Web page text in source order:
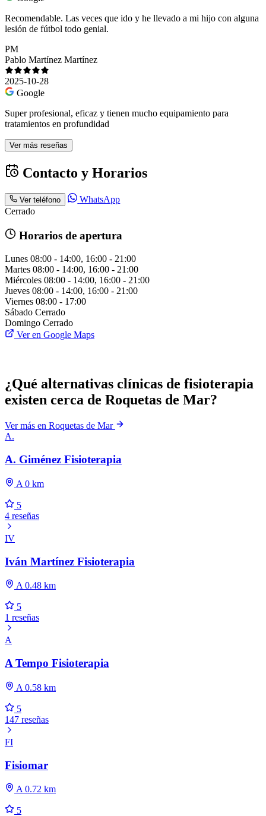
Recomendable. Las veces que ido y he llevado a mi hijo con alguna
lesión de fútbol todo genial.
PM
Pablo Martínez Martínez
2025-10-28
Google
Super profesional, eficaz y tienen mucho equipamiento para
tratamientos en profundidad
Ver más reseñas
Contacto y Horarios
Ver teléfono
WhatsApp
Cerrado
Horarios de apertura
Lunes 08:00 - 14:00, 16:00 - 21:00
Martes 08:00 - 14:00, 16:00 - 21:00
Miércoles 08:00 - 14:00, 16:00 - 21:00
Jueves 08:00 - 14:00, 16:00 - 21:00
Viernes 08:00 - 17:00
Sábado Cerrado
Domingo Cerrado
Ver en Google Maps
¿Qué alternativas clínicas de fisioterapia
existen cerca de Roquetas de Mar?
Ver más en Roquetas de Mar
A.
A. Giménez Fisioterapia
A 0 km
5
4 reseñas
IV
Iván Martínez Fisioterapia
A 0.48 km
5
1 reseñas
A
A Tempo Fisioterapia
A 0.58 km
5
147 reseñas
FI
Fisiomar
A 0.72 km
5